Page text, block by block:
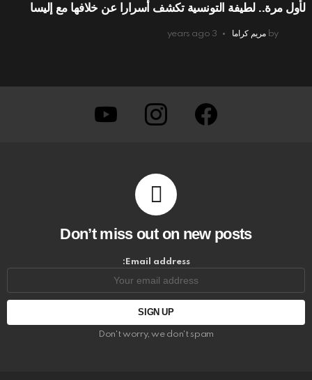
لأول مرة.. لطيفة التونسية تكشف أسرارا عن خلافها مع إليسا
by مريم كراما 3 years ago
facebook
instagram
Don’t miss out on new posts
Email address:
Don't worry, we don't spam